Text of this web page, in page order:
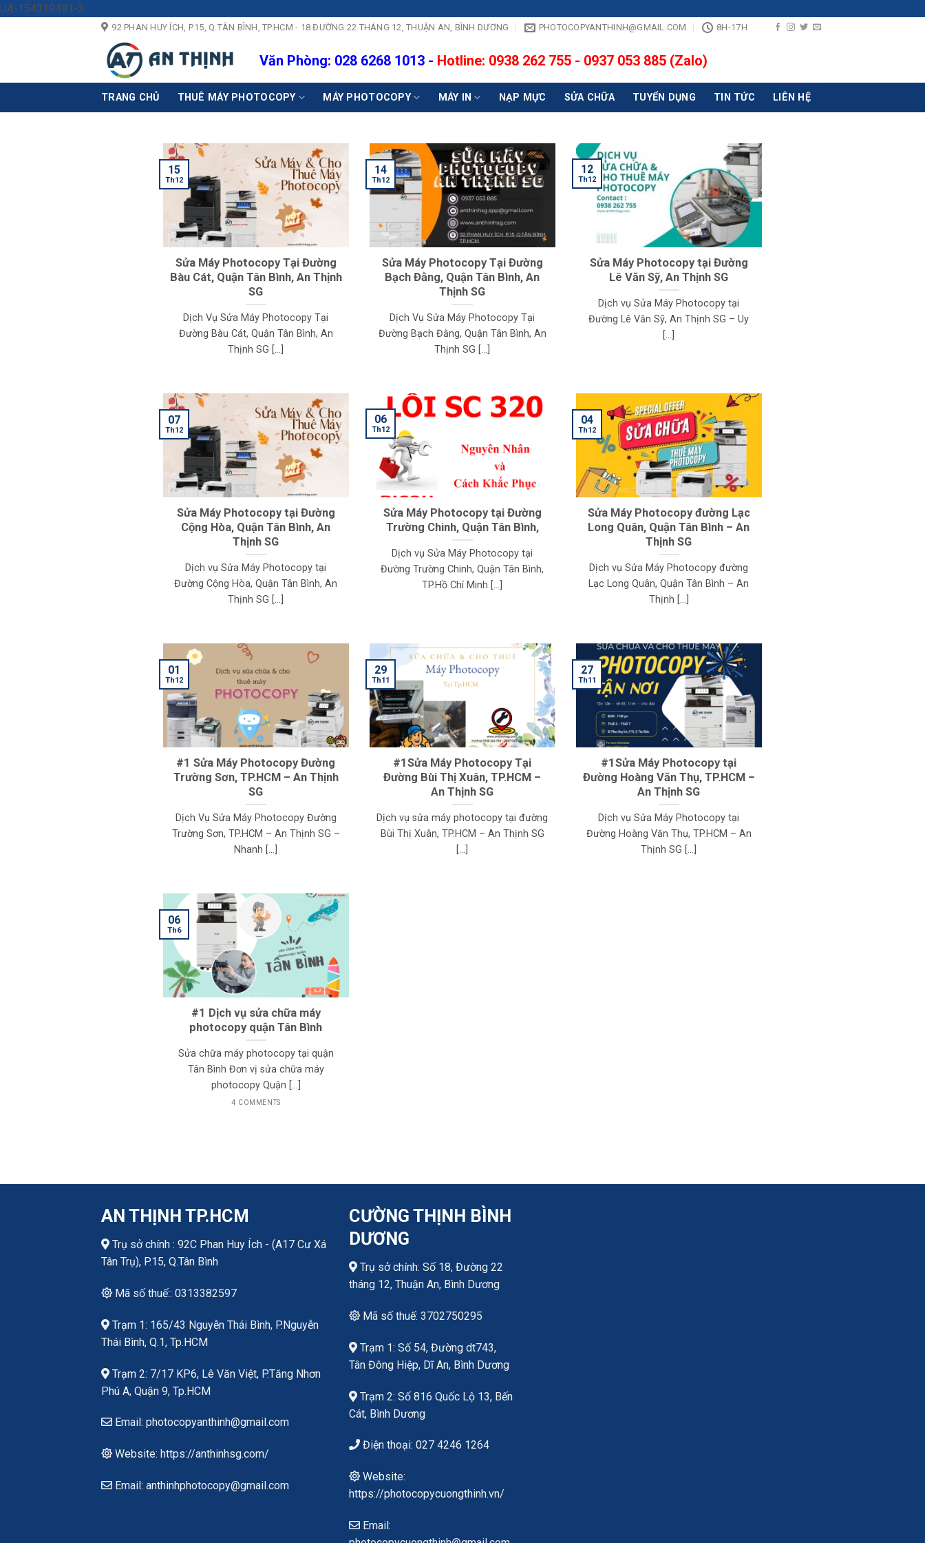
UA-154319491-3
content
92 PHAN HUY ÍCH, P.15, Q.TÂN BÌNH, TP.HCM - 18 ĐƯỜNG 22 THÁNG 12, THUẬN AN, BÌNH DƯƠNG PHOTOCOPYANTHINH@GMAIL.COM 8H-17H
Văn Phòng: 028 6268 1013 - Hotline: 0938 262 755 - 0937 053 885 (Zalo)
TRANG CHỦ THUÊ MÁY PHOTOCOPY MÁY PHOTOCOPY MÁY IN NẠP MỰC SỬA CHỮA TUYỂN DỤNG TIN TỨC LIÊN HỆ
Sửa Máy Photocopy Tại Đường
Bàu Cát, Quận Tân Bình, An Thịnh
SG
Dịch Vụ Sửa Máy Photocopy Tại
Đường Bàu Cát, Quận Tân Bình, An
Thịnh SG [...]
15
Th12
Sửa Máy Photocopy Tại Đường
Bạch Đằng, Quận Tân Bình, An
Thịnh SG
Dịch Vụ Sửa Máy Photocopy Tại
Đường Bạch Đằng, Quận Tân Bình, An
Thịnh SG [...]
14
Th12
Sửa Máy Photocopy tại Đường
Lê Văn Sỹ, An Thịnh SG
Dịch vụ Sửa Máy Photocopy tại
Đường Lê Văn Sỹ, An Thịnh SG – Uy
[...]
12
Th12
Sửa Máy Photocopy tại Đường
Cộng Hòa, Quận Tân Bình, An
Thịnh SG
Dịch vụ Sửa Máy Photocopy tại
Đường Cộng Hòa, Quận Tân Bình, An
Thịnh SG [...]
07
Th12
Sửa Máy Photocopy tại Đường
Trường Chinh, Quận Tân Bình,
Dịch vụ Sửa Máy Photocopy tại
Đường Trường Chinh, Quận Tân Bình,
TP.Hồ Chí Minh [...]
06
Th12
Sửa Máy Photocopy đường Lạc
Long Quân, Quận Tân Bình – An
Thịnh SG
Dịch vụ Sửa Máy Photocopy đường
Lạc Long Quân, Quận Tân Bình – An
Thịnh [...]
04
Th12
#1 Sửa Máy Photocopy Đường
Trường Sơn, TP.HCM – An Thịnh
SG
Dịch Vụ Sửa Máy Photocopy Đường
Trường Sơn, TP.HCM – An Thịnh SG –
Nhanh [...]
01
Th12
#1Sửa Máy Photocopy Tại
Đường Bùi Thị Xuân, TP.HCM –
An Thịnh SG
Dịch vụ sửa máy photocopy tại đường
Bùi Thị Xuân, TP.HCM – An Thịnh SG
[...]
29
Th11
#1Sửa Máy Photocopy tại
Đường Hoàng Văn Thụ, TP.HCM –
An Thịnh SG
Dịch vụ Sửa Máy Photocopy tại
Đường Hoàng Văn Thụ, TP.HCM – An
Thịnh SG [...]
27
Th11
#1 Dịch vụ sửa chữa máy
photocopy quận Tân Bình
Sửa chữa máy photocopy tại quận
Tân Bình Đơn vị sửa chữa máy
photocopy Quận [...]
4 COMMENTS
06
Th6
AN THỊNH TP.HCM
Trụ sở chính : 92C Phan Huy Ích - (A17 Cư Xá
Tân Trụ), P.15, Q.Tân Bình
Mã số thuế:: 0313382597
Trạm 1: 165/43 Nguyễn Thái Bình, P.Nguyễn
Thái Bình, Q.1, Tp.HCM
Trạm 2: 7/17 KP6, Lê Văn Việt, P.Tăng Nhơn
Phú A, Quận 9, Tp.HCM
Email: photocopyanthinh@gmail.com
Website: https://anthinhsg.com/
Email: anthinhphotocopy@gmail.com
CƯỜNG THỊNH BÌNH
DƯƠNG
Trụ sở chính: Số 18, Đường 22
tháng 12, Thuận An, Bình Dương
Mã số thuế: 3702750295
Trạm 1: Số 54, Đường dt743,
Tân Đông Hiệp, Dĩ An, Bình Dương
Trạm 2: Số 816 Quốc Lộ 13, Bến
Cát, Bình Dương
Điện thoại: 027 4246 1264
Website:
https://photocopycuongthinh.vn/
Email: